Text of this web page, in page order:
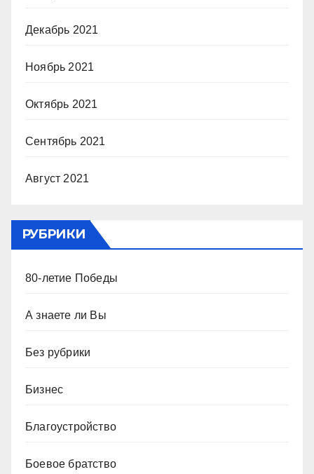
Декабрь 2021
Ноябрь 2021
Октябрь 2021
Сентябрь 2021
Август 2021
РУБРИКИ
80-летие Победы
А знаете ли Вы
Без рубрики
Бизнес
Благоустройство
Боевое братство